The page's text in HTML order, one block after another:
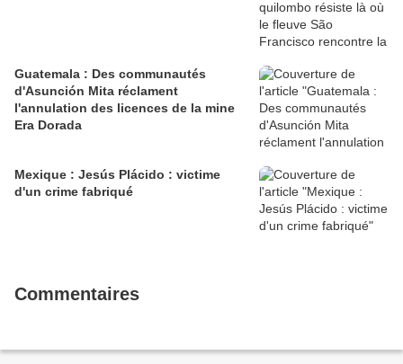
Guatemala : Des communautés
d'Asunción Mita réclament
l'annulation des licences de la mine
Era Dorada
Mexique : Jesús Plácido : victime
d'un crime fabriqué
Commentaires